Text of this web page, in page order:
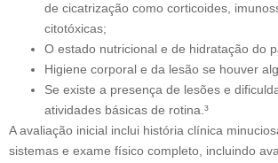
de cicatrização como corticoides,
citotóxicas;
O estado nutricional e de hidratação do
Higiene corporal e da lesão se houver
Se existe a presença de lesões e
atividades básicas de rotina.³
A avaliação inicial inclui história clínica
sistemas e exame físico completo, incluindo